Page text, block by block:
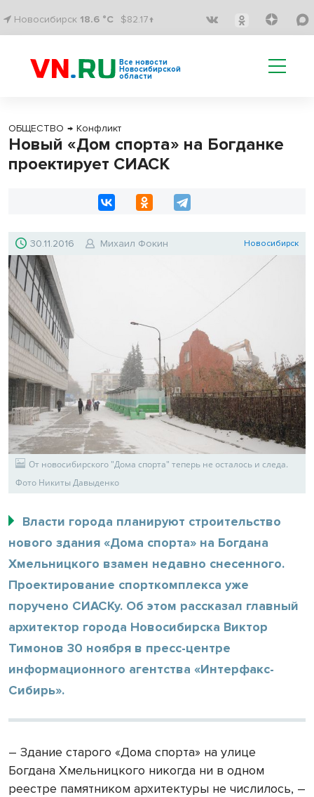
Новосибирск 18.6 °C $82.17↑
Все новости
Новосибирской
области
ОБЩЕСТВО → Конфликт
Новый «Дом спорта» на Богданке
проектирует СИАСК
30.11.2016 Михаил Фокин Новосибирск
От новосибирского "Дома спорта" теперь не осталось и следа.
Фото Никиты Давыденко
Власти города планируют строительство
нового здания «Дома спорта» на Богдана
Хмельницкого взамен недавно снесенного.
Проектирование спорткомплекса уже
поручено СИАСКу. Об этом рассказал главный
архитектор города Новосибирска Виктор
Тимонов 30 ноября в пресс-центре
информационного агентства «Интерфакс-
Сибирь».
– Здание старого «Дома спорта» на улице
Богдана Хмельницкого никогда ни в одном
реестре памятником архитектуры не числилось, –